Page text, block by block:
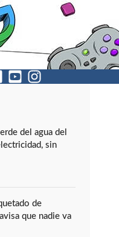
del agua del
sin
de
que nadie va